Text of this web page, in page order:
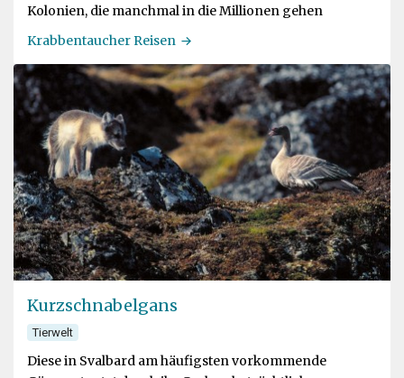
Kolonien, die manchmal in die Millionen gehen
Krabbentaucher Reisen
Kurzschnabelgans
Tierwelt
Diese in Svalbard am häufigsten vorkommende